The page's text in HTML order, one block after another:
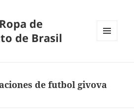
de
de Brasil
de futbol givova